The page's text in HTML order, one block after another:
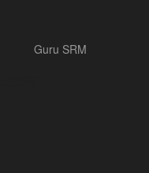
Guru SRM